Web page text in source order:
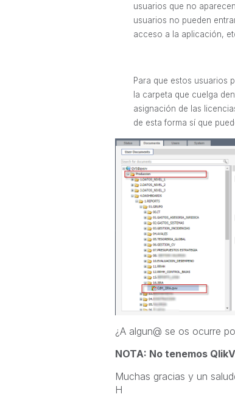
usuarios que no
usuarios no pueden
acceso a la aplicación,
Para que estos usuarios
la carpeta que cuelga
asignación de las
de esta forma sí que
¿A algun@ se os ocurre
NOTA: No tenemos
Muchas gracias y un
H